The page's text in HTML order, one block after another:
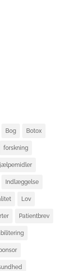
Bog Botox
forskning
Indlæggelse
Lov
Patientbrev